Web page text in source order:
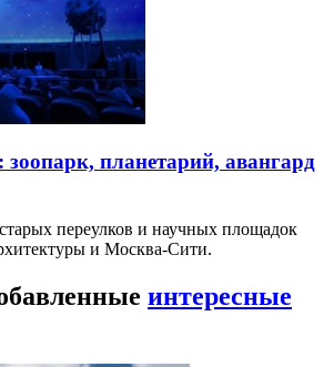
планетарий, авангард
переулков и научных площадок
и Москва-Сити.
интересные